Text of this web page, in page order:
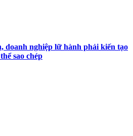
doanh nghiệp lữ hành phải kiến tạo
sao chép